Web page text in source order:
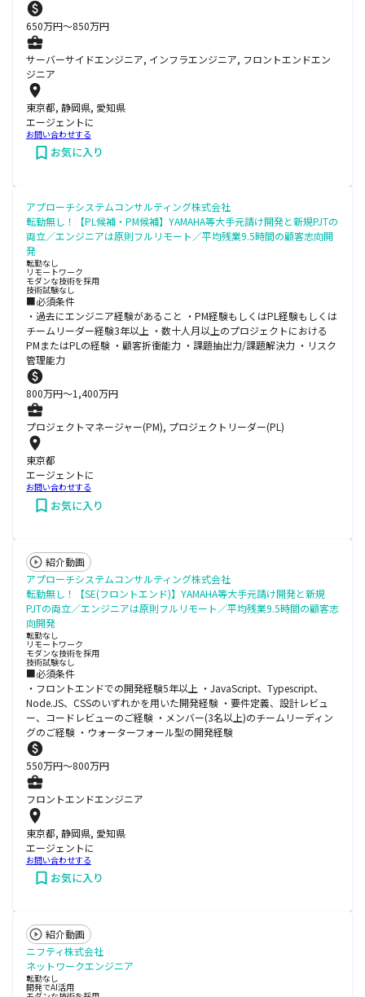
650万円〜850万円
サーバーサイドエンジニア, インフラエンジニア, フロントエンドエン
ジニア
東京都, 静岡県, 愛知県
エージェントに
お問い合わせする
お気に入り
アプローチシステムコンサルティング株式会社
転勤無し！【PL候補・PM候補】YAMAHA等大手元請け開発と新規PJTの
両立／エンジニアは原則フルリモート／平均残業9.5時間の顧客志向開
発
転勤なし
リモートワーク
モダンな技術を採用
技術試験なし
■必須条件
・過去にエンジニア経験があること ・PM経験もしくはPL経験もしくは
チームリーダー経験3年以上 ・数十人月以上のプロジェクトにおける
PMまたはPLの経験 ・顧客折衝能力 ・課題抽出力/課題解決力 ・リスク
管理能力
800万円〜1,400万円
プロジェクトマネージャー(PM), プロジェクトリーダー(PL)
東京都
エージェントに
お問い合わせする
お気に入り
紹介動画
アプローチシステムコンサルティング株式会社
転勤無し！【SE(フロントエンド)】YAMAHA等大手元請け開発と新規
PJTの両立／エンジニアは原則フルリモート／平均残業9.5時間の顧客志
向開発
転勤なし
リモートワーク
モダンな技術を採用
技術試験なし
■必須条件
・フロントエンドでの開発経験5年以上 ・JavaScript、Typescript、
Node.JS、CSSのいずれかを用いた開発経験 ・要件定義、設計レビュ
ー、コードレビューのご経験 ・メンバー(3名以上)のチームリーディン
グのご経験 ・ウォーターフォール型の開発経験
550万円〜800万円
フロントエンドエンジニア
東京都, 静岡県, 愛知県
エージェントに
お問い合わせする
お気に入り
紹介動画
ニフティ株式会社
ネットワークエンジニア
転勤なし
開発でAI活用